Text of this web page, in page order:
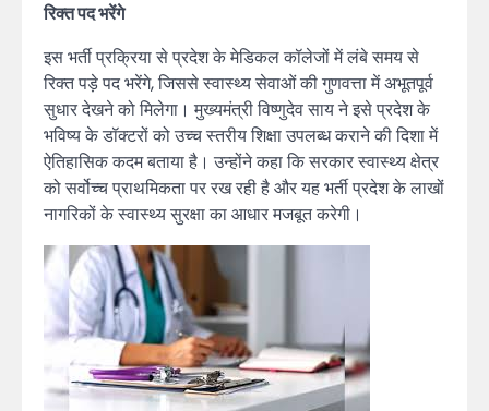
रिक्त पद भरेंगे
इस भर्ती प्रक्रिया से प्रदेश के मेडिकल कॉलेजों में लंबे समय से
रिक्त पड़े पद भरेंगे, जिससे स्वास्थ्य सेवाओं की गुणवत्ता में अभूतपूर्व
सुधार देखने को मिलेगा। मुख्यमंत्री विष्णुदेव साय ने इसे प्रदेश के
भविष्य के डॉक्टरों को उच्च स्तरीय शिक्षा उपलब्ध कराने की दिशा में
ऐतिहासिक कदम बताया है। उन्होंने कहा कि सरकार स्वास्थ्य क्षेत्र
को सर्वोच्च प्राथमिकता पर रख रही है और यह भर्ती प्रदेश के लाखों
नागरिकों के स्वास्थ्य सुरक्षा का आधार मजबूत करेगी।